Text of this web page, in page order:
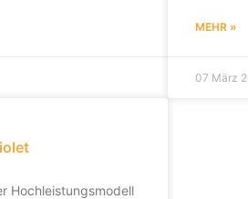
MEHR »
07 März
Hochleistungsmodell